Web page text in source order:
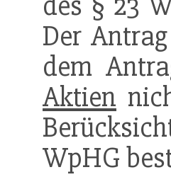
Der
dem
Aktien
WpHG